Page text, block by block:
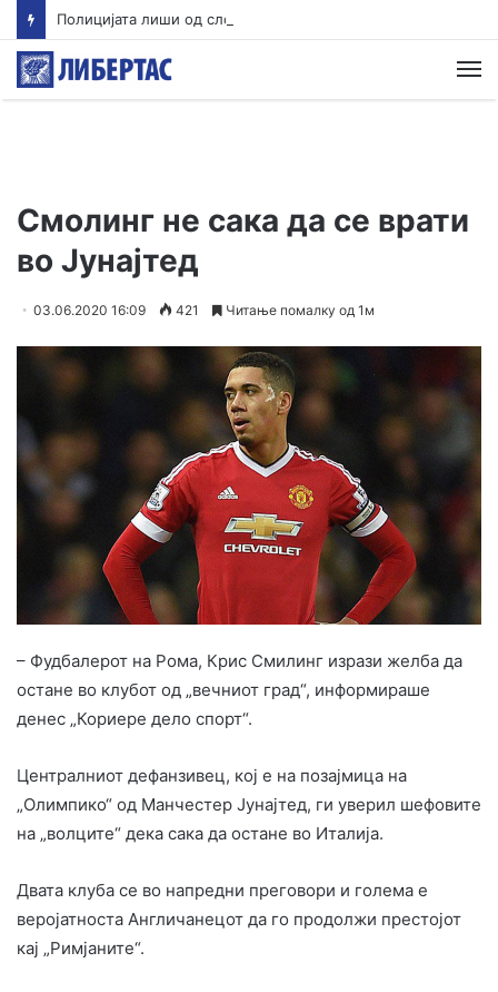
Смолинг не сака да се врати
во Јунајтед
03.06.2020 16:09 421 Читање помалку од 1м
– Фудбалерот на Рома, Крис Смилинг изрази желба да
остане во клубот од „вечниот град“, информираше
денес „Кориере дело спорт“.
Централниот дефанзивец, кој е на позајмица на
„Олимпико“ од Манчестер Јунајтед, ги уверил шефовите
на „волците“ дека сака да остане во Италија.
Двата клуба се во напредни преговори и голема е
веројатноста Англичанецот да го продолжи престојот
кај „Римјаните“.